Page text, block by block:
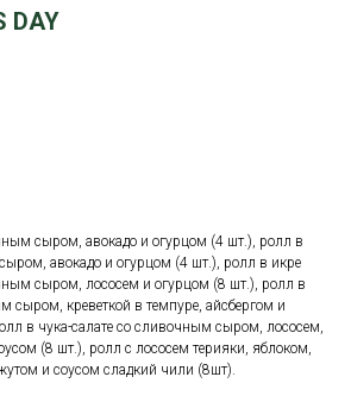
DAY
сыром, авокадо и огурцом (4 шт.), ролл в
авокадо и огурцом (4 шт.), ролл в икре
сыром, лососем и огурцом (8 шт.), ролл в
сыром, креветкой в темпуре, айсбергом и
в чука-салате со сливочным сыром, лососем,
(8 шт.), ролл с лососем терияки, яблоком,
и соусом сладкий чили (8шт).